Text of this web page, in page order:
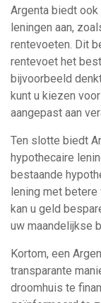
Argenta biedt
leningen aan,
rentevoeten. Dit
rentevoet het
bijvoorbeeld
kunt u kiezen
aangepast aan
Ten slotte biedt
hypothecaire
bestaande
lening met betere
kan u geld
uw maandelijkse
Kortom, een
transparante
droomhuis te